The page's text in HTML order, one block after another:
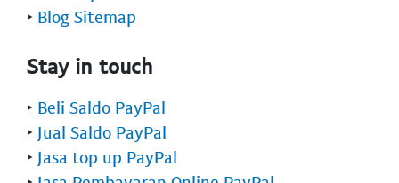
‣ Blog Sitemap
Stay in touch
‣ Beli Saldo PayPal
‣ Jual Saldo PayPal
‣ Jasa top up PayPal